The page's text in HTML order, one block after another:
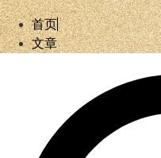
首页
文章